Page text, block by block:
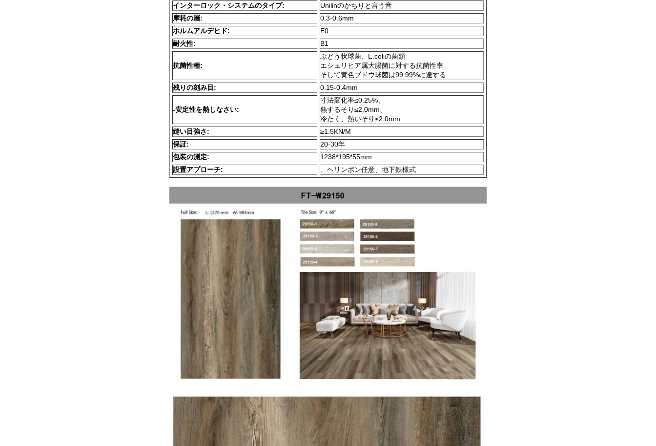
インターロック・システムのタイプ:
Unilinのかちりと言う音
摩耗の層:
0.3-0.6mm
ホルムアルデヒド:
E0
耐火性:
B1
抗菌性種:
ぶどう状球菌、E.coliの菌類
エシェリヒア属大腸菌に対する抗菌性率
そして黄色ブドウ球菌は99.99%に達する
残りの刻み目:
0.15-0.4mm
-安定性を熱しなさい:
寸法変化率≤0.25%、
熱するそり≤2.0mm、
冷たく、熱いそり≤2.0mm
縫い目強さ:
≥1.5KN/M
保証:
20-30年
包装の測定:
1238*195*55mm
設置アプローチ:
、ヘリンボン任意、地下鉄様式